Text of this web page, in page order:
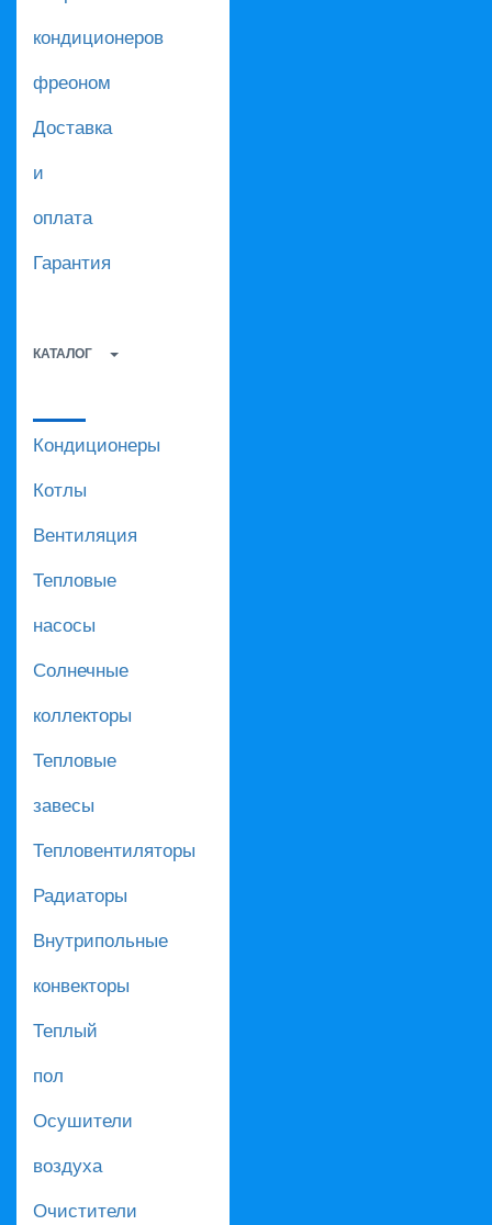
кондиционеров
фреоном
Доставка
и
оплата
Гарантия
КАТАЛОГ
Кондиционеры
Котлы
Вентиляция
Тепловые
насосы
Солнечные
коллекторы
Тепловые
завесы
Тепловентиляторы
Радиаторы
Внутрипольные
конвекторы
Теплый
пол
Осушители
воздуха
Очистители